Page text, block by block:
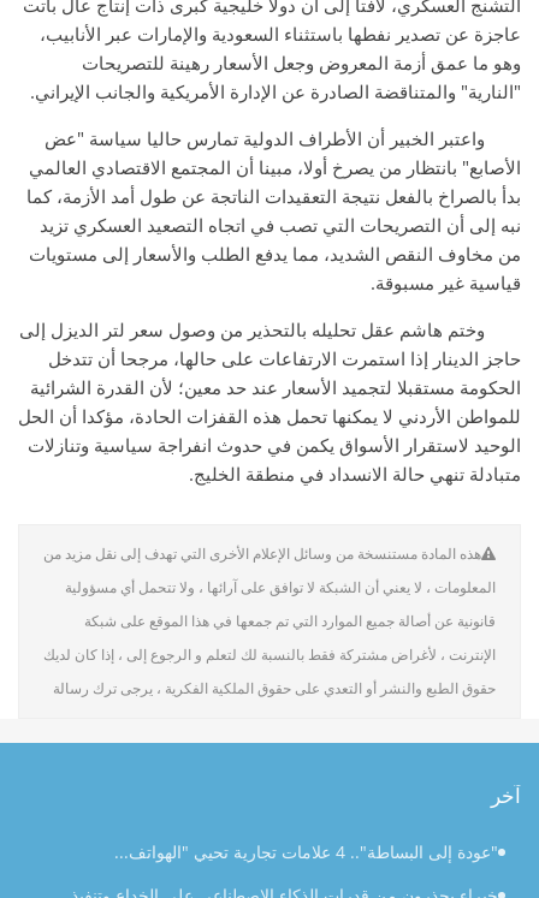
التشنج العسكري، لافتا إلى أن دولا خليجية كبرى ذات إنتاج عال باتت
عاجزة عن تصدير نفطها باستثناء السعودية والإمارات عبر الأنابيب،
وهو ما عمق أزمة المعروض وجعل الأسعار رهينة للتصريحات
"النارية" والمتناقضة الصادرة عن الإدارة الأمريكية والجانب الإيراني.
واعتبر الخبير أن الأطراف الدولية تمارس حاليا سياسة "عض
الأصابع" بانتظار من يصرخ أولا، مبينا أن المجتمع الاقتصادي العالمي
بدأ بالصراخ بالفعل نتيجة التعقيدات الناتجة عن طول أمد الأزمة، كما
نبه إلى أن التصريحات التي تصب في اتجاه التصعيد العسكري تزيد
من مخاوف النقص الشديد، مما يدفع الطلب والأسعار إلى مستويات
قياسية غير مسبوقة.
وختم هاشم عقل تحليله بالتحذير من وصول سعر لتر الديزل إلى
حاجز الدينار إذا استمرت الارتفاعات على حالها، مرجحا أن تتدخل
الحكومة مستقبلا لتجميد الأسعار عند حد معين؛ لأن القدرة الشرائية
للمواطن الأردني لا يمكنها تحمل هذه القفزات الحادة، مؤكدا أن الحل
الوحيد لاستقرار الأسواق يكمن في حدوث انفراجة سياسية وتنازلات
متبادلة تنهي حالة الانسداد في منطقة الخليج.
هذه المادة مستنسخة من وسائل الإعلام الأخرى التي تهدف إلى نقل مزيد من
المعلومات ، لا يعني أن الشبكة لا توافق على آرائها ، ولا تتحمل أي مسؤولية
قانونية عن أصالة جميع الموارد التي تم جمعها في هذا الموقع على شبكة
الإنترنت ، لأغراض مشتركة فقط بالنسبة لك لتعلم و الرجوع إلى ، إذا كان لديك
حقوق الطبع والنشر أو التعدي على حقوق الملكية الفكرية ، يرجى ترك رسالة
آخر
"عودة إلى البساطة".. 4 علامات تجارية تحيي "الهواتف...